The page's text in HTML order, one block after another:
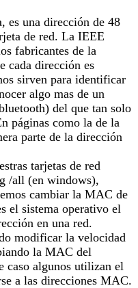
es una dirección de 48
de red. La IEEE
fabricantes de la
cada dirección es
sirven para identificar
algo mas de un
del que tan solo
páginas como la de la
parte de la dirección
tarjetas de red
/all (en windows),
cambiar la MAC de
el sistema operativo el
en una red.
modificar la velocidad
la MAC del
caso algunos utilizan el
a las direcciones MAC.